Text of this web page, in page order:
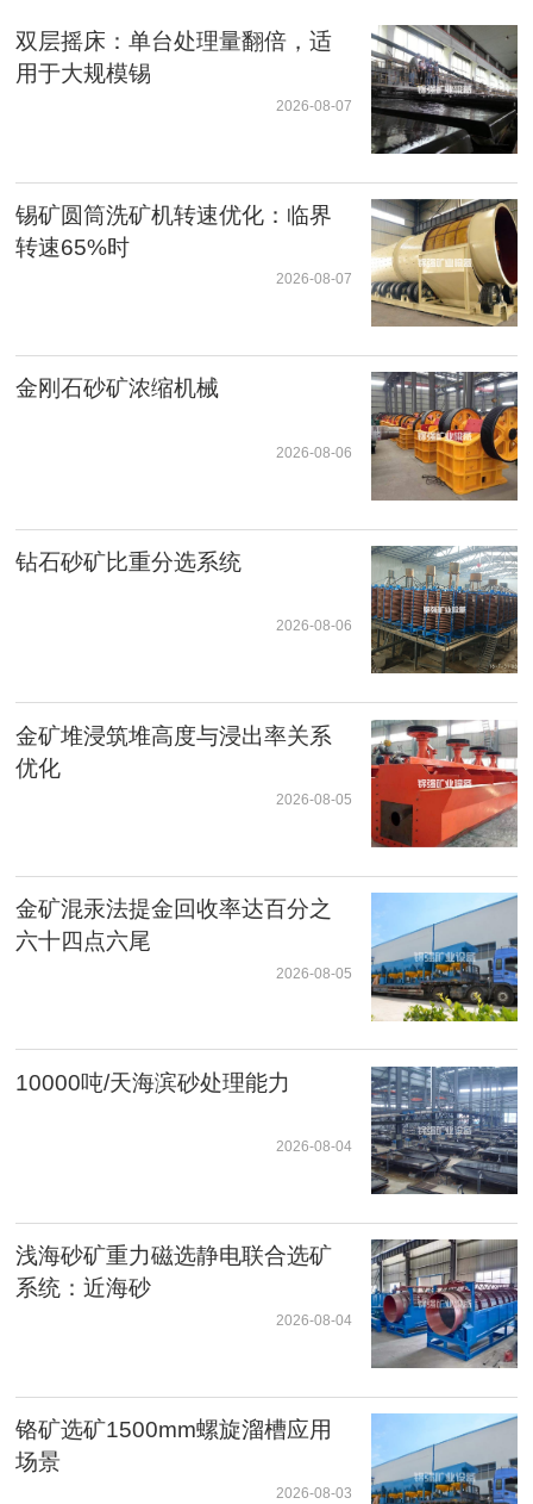
双层摇床：单台处理量翻倍，适
用于大规模锡
2026-08-07
锡矿圆筒洗矿机转速优化：临界
转速65%时
2026-08-07
金刚石砂矿浓缩机械
2026-08-06
钻石砂矿比重分选系统
2026-08-06
金矿堆浸筑堆高度与浸出率关系
优化
2026-08-05
金矿混汞法提金回收率达百分之
六十四点六尾
2026-08-05
10000吨/天海滨砂处理能力
2026-08-04
浅海砂矿重力磁选静电联合选矿
系统：近海砂
2026-08-04
铬矿选矿1500mm螺旋溜槽应用
场景
2026-08-03